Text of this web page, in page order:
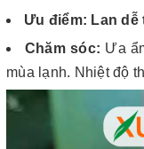
Ưu điểm: Lan dễ
Chăm sóc: Ưa
mùa lạnh. Nhiệt độ